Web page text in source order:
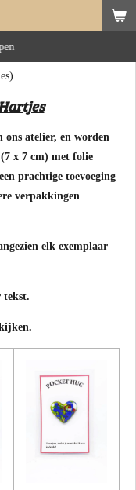
atelier, en worden
x 7 cm) met folie
prachtige toevoeging
verpakkingen
elk exemplaar
tekst.